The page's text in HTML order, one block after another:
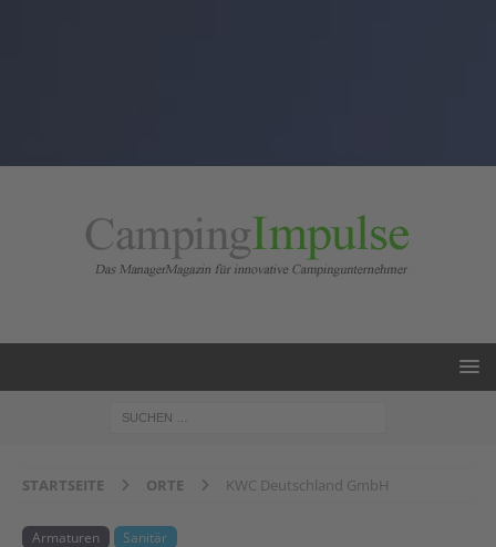
STARTSEITE ORTE KWC Deutschland GmbH
Armaturen Sanitär